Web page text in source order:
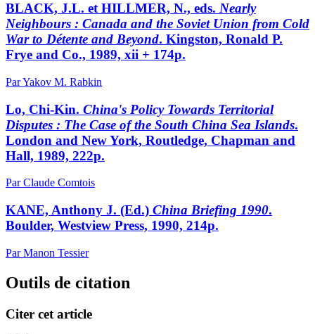
BLACK, J.L. et HILLMER, N., eds. Nearly
Neighbours : Canada and the Soviet Union from Cold
War to Détente and Beyond. Kingston, Ronald P.
Frye and Co., 1989, xii + 174p.
Par Yakov M. Rabkin
Lo, Chi-Kin. China's Policy Towards Territorial
Disputes : The Case of the South China Sea Islands.
London and New York, Routledge, Chapman and
Hall, 1989, 222p.
Par Claude Comtois
KANE, Anthony J. (Ed.) China Briefing 1990.
Boulder, Westview Press, 1990, 214p.
Par Manon Tessier
Outils de citation
Citer cet article